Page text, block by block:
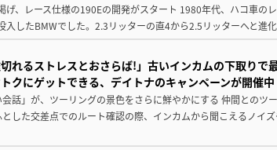
げ、レース仕様の190Eの開発がスタート 1980年代、ハコ車の
入したBMWでした。2.3リッターの直4から2.5リッターへと進
切れるストレスとおさらば!」古いインカムの下取りで
クにゲットできる、デイトナのキャンペーンが開催中
会話」が、ツーリングの景色をさらに鮮やかにする 仲間とのツ
した交差点でのルート確認の際、インカムから聞こえるノイ